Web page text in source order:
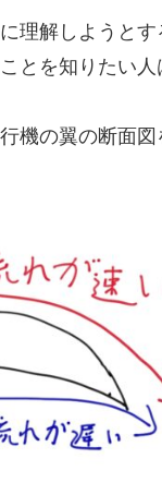
理解しようと
とを知りたい人
機の翼の断面